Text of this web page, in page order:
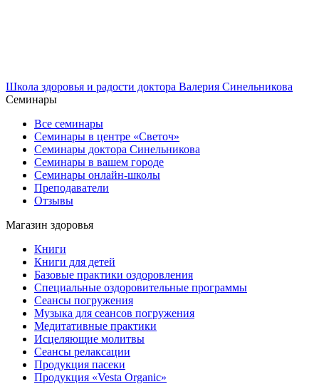
Школа здоровья и радости доктора Валерия Синельникова
Семинары
Все семинары
Семинары в центре «Светоч»
Семинары доктора Синельникова
Семинары в вашем городе
Семинары онлайн-школы
Преподаватели
Отзывы
Магазин здоровья
Книги
Книги для детей
Базовые практики оздоровления
Специальные оздоровительные программы
Сеансы погружения
Музыка для сеансов погружения
Медитативные практики
Исцеляющие молитвы
Сеансы релаксации
Продукция пасеки
Продукция «Vesta Organic»